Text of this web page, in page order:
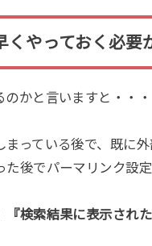
くやっておく必要
かと言いますと・・・
っている後で、既に
リンク設定を変
『検索結果に表示され